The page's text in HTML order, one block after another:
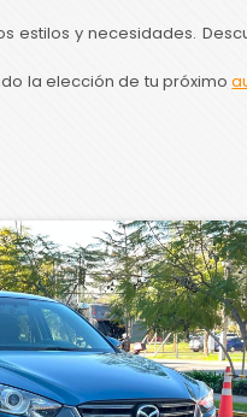
estilos y necesidades.
la elección de tu próximo